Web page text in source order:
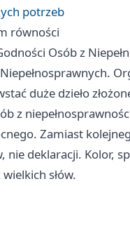
potrzeb
równości
Osób z
duże dzieło
z
Zamiast
deklaracji. Kolor,
słów.